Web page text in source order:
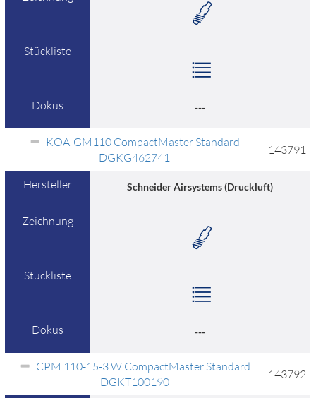
Stückliste
Dokus ---
KOA-GM110 CompactMaster Standard
DGKG462741
143791
Hersteller Schneider Airsystems (Druckluft)
Zeichnung
Stückliste
Dokus ---
CPM 110-15-3 W CompactMaster Standard
DGKT100190
143792